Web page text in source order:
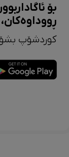
بۆ
کوردشۆپ